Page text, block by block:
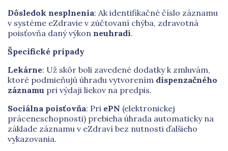
Dôsledok nesplnenia: Ak identifikačné číslo záznamu
v systéme eZdravie v zúčtovaní chýba, zdravotná
poisťovňa daný výkon neuhradí.
Špecifické prípady
Lekárne: Už skôr boli zavedené dodatky k zmluvám,
ktoré podmieňujú úhradu vytvorením dispenzačného
záznamu pri výdaji liekov na predpis.
Sociálna poisťovňa: Pri ePN (elektronickej
práceneschopnosti) prebieha úhrada automaticky na
základe záznamu v eZdraví bez nutnosti ďalšieho
vykazovania.